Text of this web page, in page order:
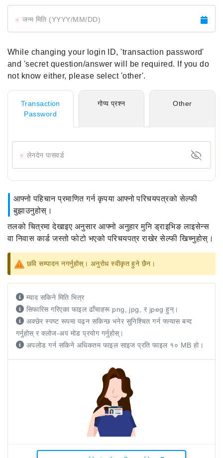
जन्म मिति (YYYY/MM/DD)
While changing your login ID, 'transaction password'
and 'secret question/answer will be required. If you do
not know either, please select 'other'.
Transaction
Password
गोप्य प्रश्न Other
लेनदेन पासवर्ड
आफ्नो पहिचान प्रमाणित गर्न कृपया आफ्नो परिचयपत्रको सेल्फी
बुझाउनुहोस्।
तलको चित्रमा देखाइए अनुसार आफ्नो अनुहार मुनि ड्राइभिङ लाइसेन्स
वा निवास कार्ड जस्तो फोटो भएको परिचयपत्र राखेर सेल्फी खिच्नुहोस्।
छवि सम्पादन नगर्नुहोस्। अनुरोध स्वीकृत हुने छैन।
म्याद सकिने मिति भित्र
सिफारिस गरिएका फाइल ढाँचाहरू png, jpg, र jpeg हुन्।
अक्छेर स्पष्ट रूपमा पढ्न सकिन्छ भनेर सुनिश्चित गर्न फ्ल्यास बन्द
गर्नुहोस् र क्लोज-अप मोड प्रयोग गर्नुहोस्।
अपलोड गर्न सकिने अधिकतम फाइल साइज प्रति फाइल १० MB हो।